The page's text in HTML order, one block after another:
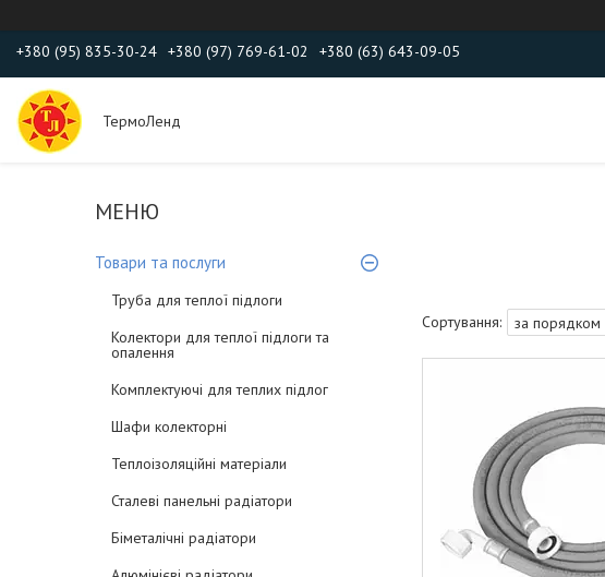
+380 (95) 835-30-24 +380 (97) 769-61-02 +380 (63) 643-09-05
ТермоЛенд
Товари та послуги
Труба для теплої підлоги
Колектори для теплої підлоги та
опалення
Комплектуючі для теплих підлог
Шафи колекторні
Теплоізоляційні матеріали
Сталеві панельні радіатори
Біметалічні радіатори